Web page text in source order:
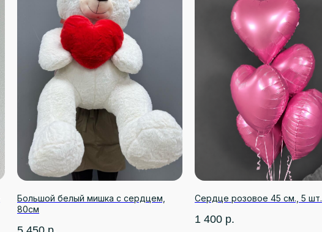
Большой белый мишка с сердцем,
80см
Сердце розовое 45 см., 5 шт.
1 400 р.